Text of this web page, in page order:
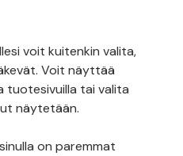
voit kuitenkin valita,
Voit näyttää
tuotesivuilla tai valita
näytetään.
on paremmat